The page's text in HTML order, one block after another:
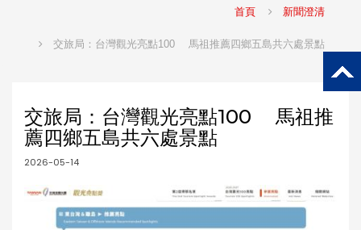
首頁 新聞澄清
交旅局：台灣觀光亮點100 馬祖推薦四鄉五島共六處景點
交旅局：台灣觀光亮點100 馬祖推
薦四鄉五島共六處景點
2026-05-14